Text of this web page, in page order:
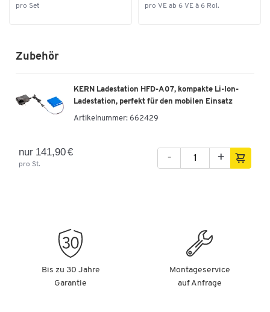
pro Set pro VE ab 6 VE à 6 Rol.
Zubehör
KERN Ladestation HFD-A07, kompakte Li-Ion-
Ladestation, perfekt für den mobilen Einsatz
Artikelnummer: 662429
nur 141,90 €
pro St.
- +
Bis zu 30 Jahre
Garantie
Montageservice
auf Anfrage